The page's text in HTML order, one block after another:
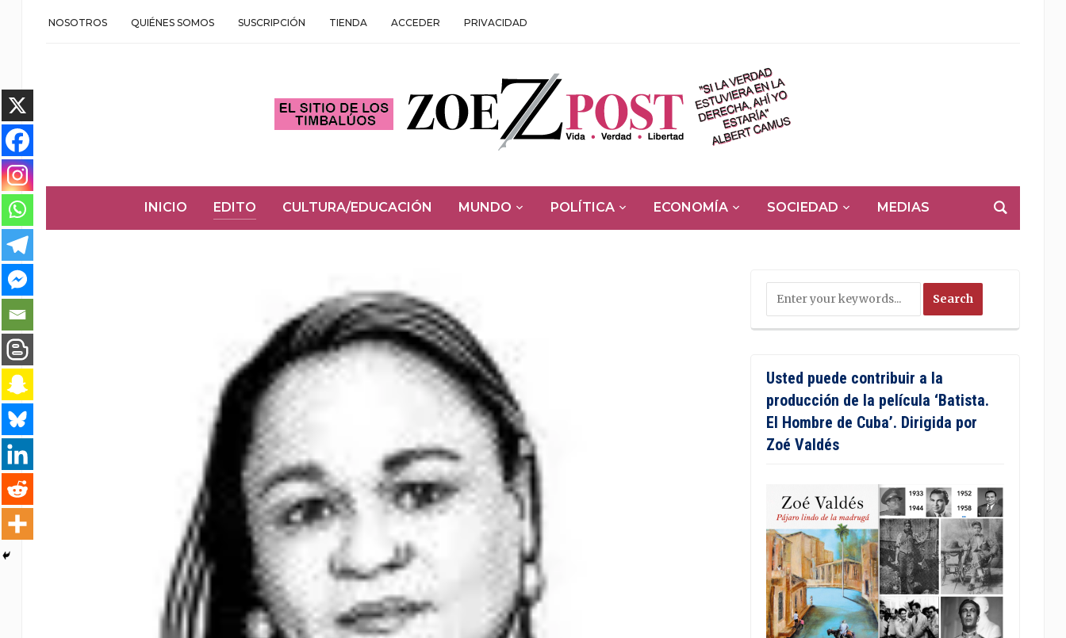
NOSOTROS QUIÉNES SOMOS SUSCRIPCIÓN TIENDA ACCEDER PRIVACIDAD
INICIO EDITO CULTURA/EDUCACIÓN MUNDO POLÍTICA ECONOMÍA SOCIEDAD MEDIAS
Usted puede contribuir a la
producción de la película ‘Batista.
El Hombre de Cuba’. Dirigida por
Zoé Valdés